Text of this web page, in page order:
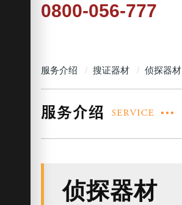
0800-056-777
服务介绍 搜证器材 侦探器材
侦探器材